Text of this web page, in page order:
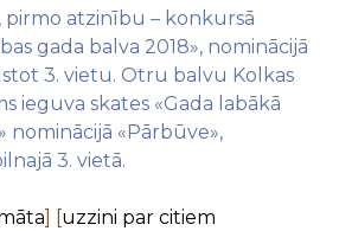
pirmo atzinību – konkursā
gada balva 2018», nominācijā
3. vietu. Otru balvu Kolkas
ieguva skates «Gada labākā
nominācijā «Pārbūve»,
3. vietā.
] [uzzini par citiem